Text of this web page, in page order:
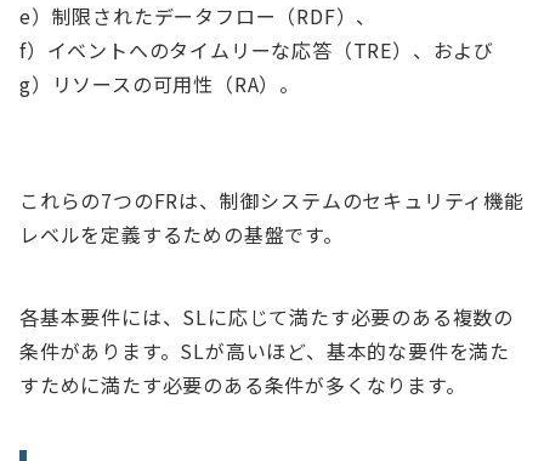
e）制限されたデータフロー（RDF）、
f）イベントへのタイムリーな応答（TRE）、および
g）リソースの可用性（RA）。
これらの7つのFRは、制御システムのセキュリティ機能
レベルを定義するための基盤です。
各基本要件には、SLに応じて満たす必要のある複数の
条件があります。SLが高いほど、基本的な要件を満た
すために満たす必要のある条件が多くなります。